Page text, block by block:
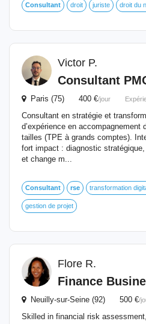
Consultant droit juriste droit du
Victor P.
Consultant
Paris (75) 400 €/jour
Consultant en stratégie et
d’expérience en accompagnement
tailles (TPE à grands comptes).
fort impact : diagnostic
et change m...
Consultant rse transformation
gestion de projet
Flore R.
Finance
Neuilly-sur-Seine (92) 500 €/
Skilled in financial risk